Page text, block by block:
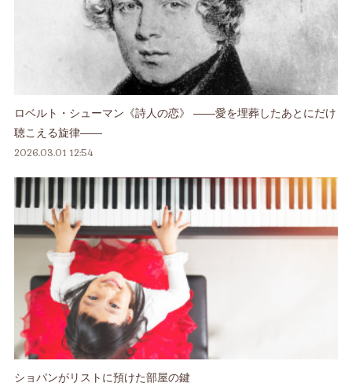
ロベルト・シューマン《詩人の恋》 ――愛を埋葬したあとにだけ
聴こえる旋律――
2026.03.01 12:54
ショパンがリストに預けた部屋の鍵